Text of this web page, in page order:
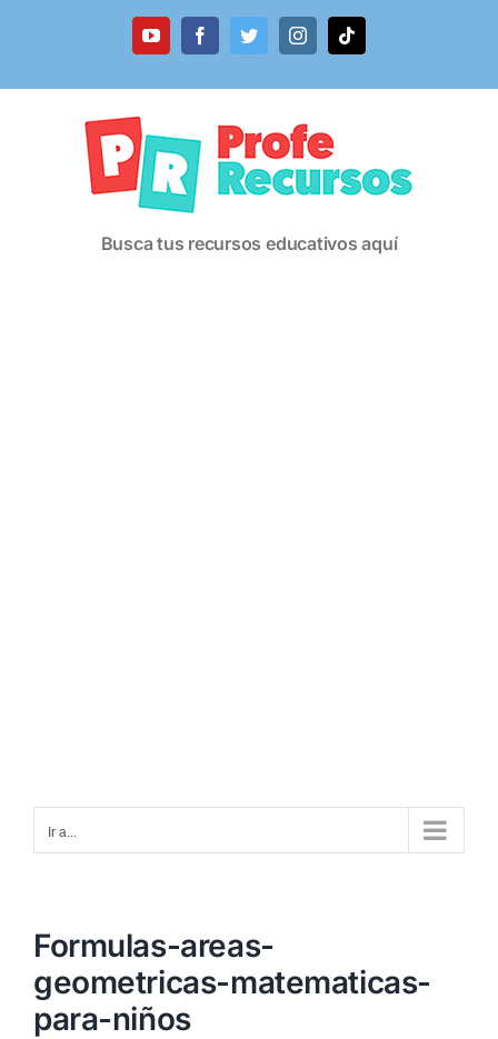
YouTubeFacebookTwitterInstagramTiktok
Busca tus recursos educativos aquí
Ir a...
Formulas-areas-
geometricas-matematicas-
para-niños